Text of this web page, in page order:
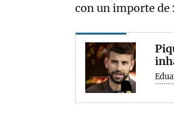
con un importe de